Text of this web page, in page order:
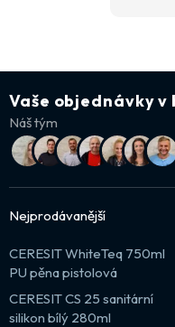
Vaše objednávky v
Náš tým
Nejprodávanější
CERESIT WhiteTeq 750ml
PU pěna pistolová
CERESIT CS 25 sanitární
silikon bílý 280ml